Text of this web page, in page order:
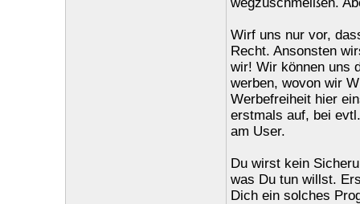
Wirf uns nur vor,
Recht. Ansonsten
wir! Wir können uns
werben, wovon wir
Werbefreiheit hier
erstmals auf, bei
am User.
Du wirst kein
was Du tun willst.
Dich ein solches